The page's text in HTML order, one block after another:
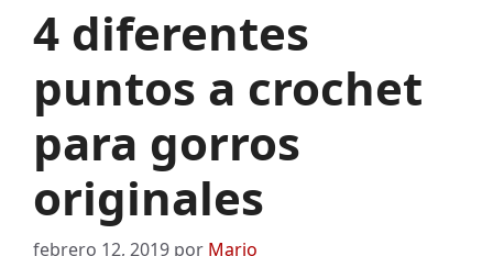
4 diferentes
puntos a crochet
para gorros
originales
febrero 12, 2019 por Mario